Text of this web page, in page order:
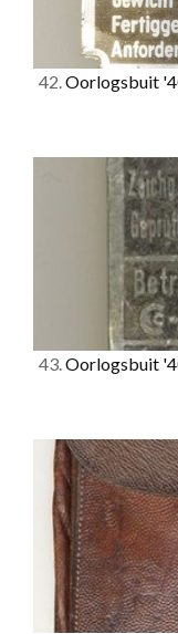
42.Oorlogsbuit
43.Oorlogsbuit